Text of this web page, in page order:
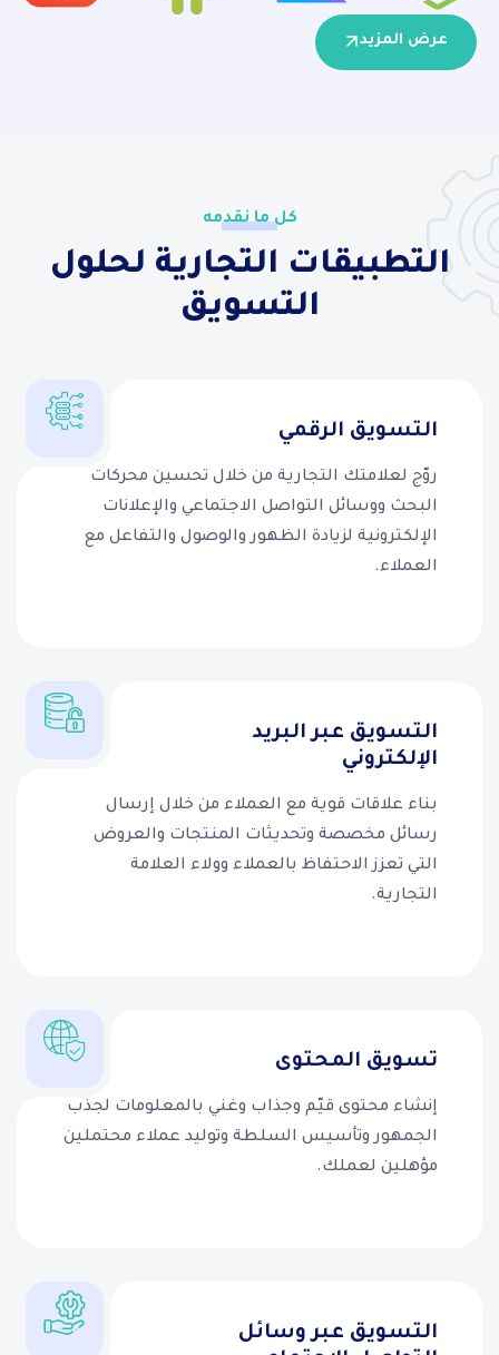
عرض المزيد
كل ما نقدمه
التطبيقات التجارية لحلول
التسويق
التسويق الرقمي
روّج لعلامتك التجارية من خلال تحسين محركات
البحث ووسائل التواصل الاجتماعي والإعلانات
الإلكترونية لزيادة الظهور والوصول والتفاعل مع
العملاء.
التسويق عبر البريد
الإلكتروني
بناء علاقات قوية مع العملاء من خلال إرسال
رسائل مخصصة وتحديثات المنتجات والعروض
التي تعزز الاحتفاظ بالعملاء وولاء العلامة
التجارية.
تسويق المحتوى
إنشاء محتوى قيّم وجذاب وغني بالمعلومات لجذب
الجمهور وتأسيس السلطة وتوليد عملاء محتملين
مؤهلين لعملك.
التسويق عبر وسائل